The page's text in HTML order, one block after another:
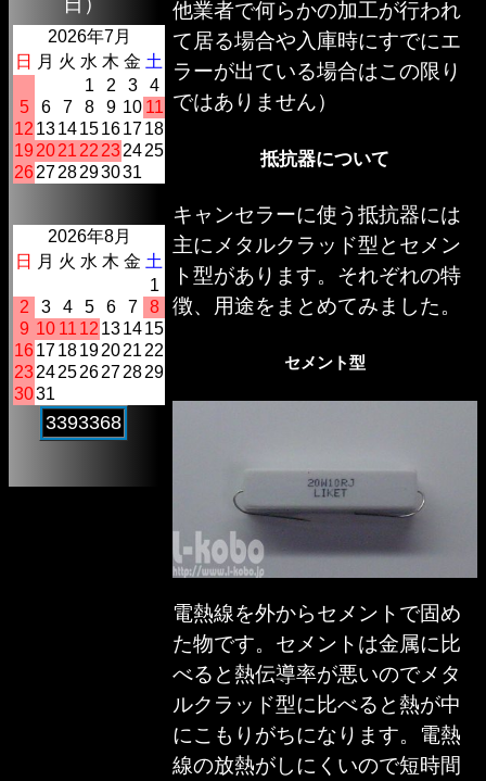
2026年7月
日 月 火 水 木 金 土
1
2 3
4
5
6 7 8 9 10 11
12 131415161718
19202122232425
262728293031
2026年8月
日 月 火 水 木 金 土
1
2
3 4 5 6 7
8
9 10 11 12 131415
16 171819202122
23242526272829
3031
3393368
他業者で何らかの加工が行われ
て居る場合や入庫時にすでにエ
ラーが出ている場合はこの限り
ではありません）
抵抗器について
キャンセラーに使う抵抗器には
主にメタルクラッド型とセメン
ト型があります。それぞれの特
徴、用途をまとめてみました。
セメント型
電熱線を外からセメントで固め
た物です。セメントは金属に比
べると熱伝導率が悪いのでメタ
ルクラッド型に比べると熱が中
にこもりがちになります。電熱
線の放熱がしにくいので短時間